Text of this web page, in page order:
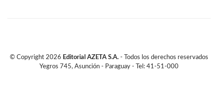
© Copyright 2026 Editorial AZETA S.A. - Todos los derechos reservados
Yegros 745, Asunción - Paraguay - Tel: 41-51-000